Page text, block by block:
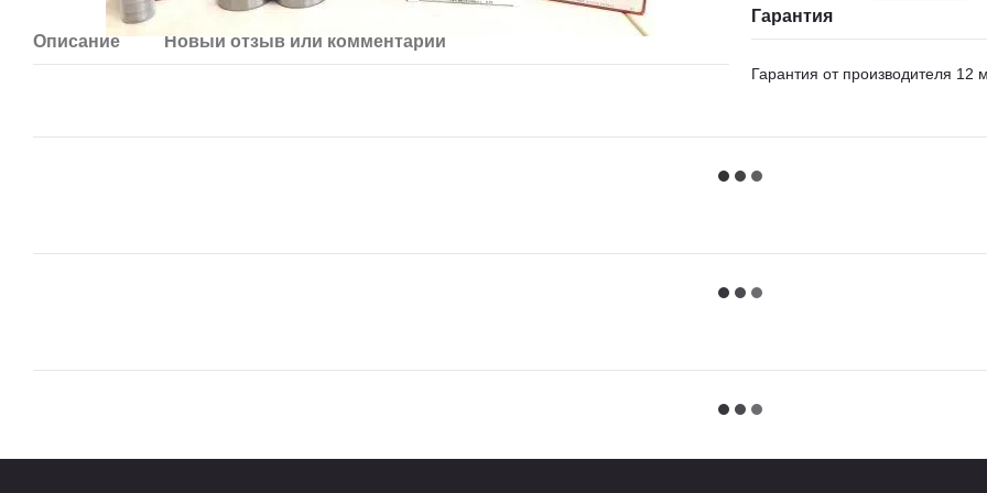
Описание Новый отзыв или комментарий
Гарантия
Гарантия от производителя 12